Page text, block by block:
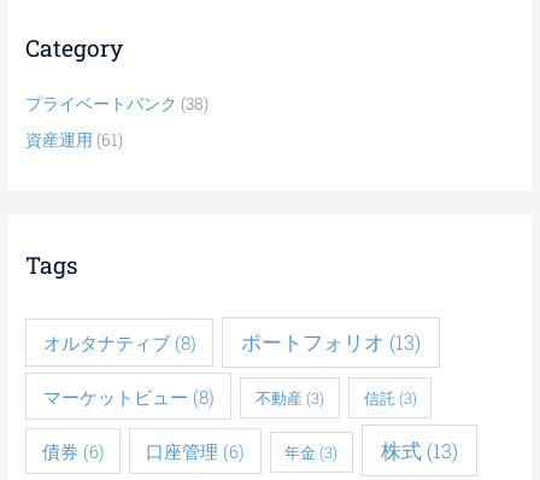
Category
プライベートバンク (38)
資産運用 (61)
Tags
オルタナティブ(8) ポートフォリオ (13)
マーケットビュー (8) 不動産 (3) 信託(3)
債券 (6) 口座管理 (6) 年金 (3) 株式(13)